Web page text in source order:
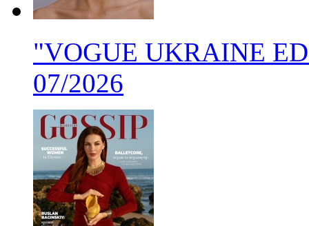
"VOGUE UKRAINE
07/2026